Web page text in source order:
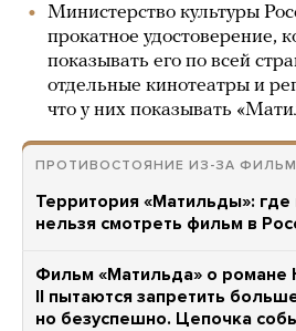
Министерство культуры
прокатное удостоверение,
показывать его по всей
отдельные кинотеатры и
что у них показывать
ПРОТИВОСТОЯНИЕ ИЗ-ЗА
Территория «Матильды»:
нельзя смотреть фильм в
Фильм «Матильда» о романе
II пытаются запретить
но безуспешно. Цепочка